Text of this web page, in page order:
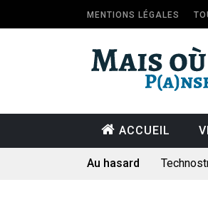
MENTIONS LÉGALES
ACCUEIL
Au hasard